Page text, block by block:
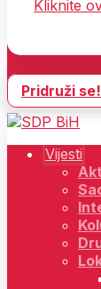
Kliknite
Pridruži se!
Vijesti